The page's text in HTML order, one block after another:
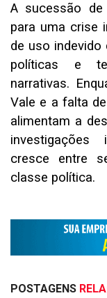
A sucessão de
para uma crise
de uso indevido
políticas e
narrativas.
Vale e a falta
alimentam a
investigações
cresce entre
classe política.
POSTAGENS